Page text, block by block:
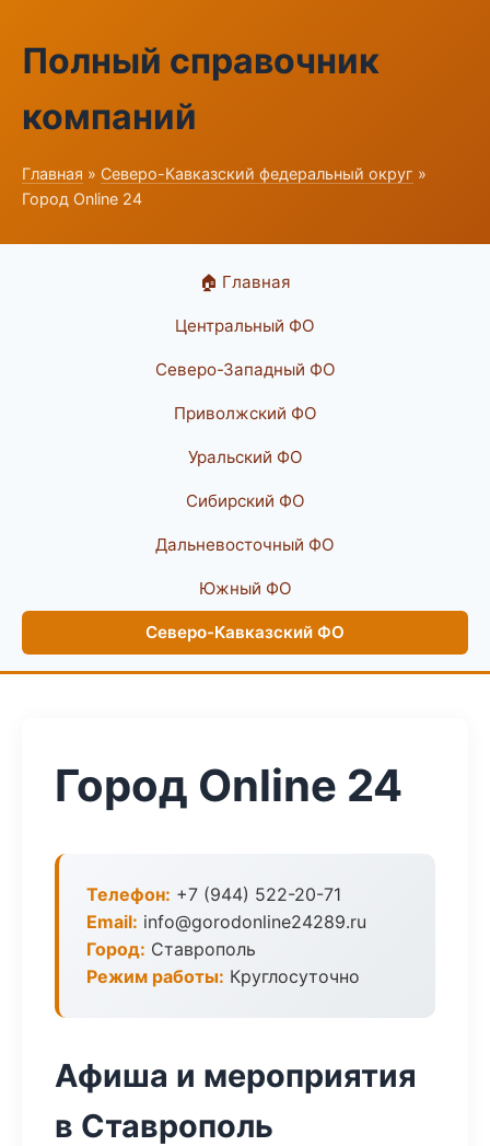
Полный справочник
компаний
Главная » Северо-Кавказский федеральный округ »
Город Online 24
🏠 Главная
Центральный ФО
Северо-Западный ФО
Приволжский ФО
Уральский ФО
Сибирский ФО
Дальневосточный ФО
Южный ФО
Северо-Кавказский ФО
Город Online 24
Телефон: +7 (944) 522-20-71
Email: info@gorodonline24289.ru
Город: Ставрополь
Режим работы: Круглосуточно
Афиша и мероприятия
в Ставрополь